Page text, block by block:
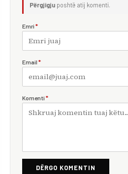
Përgjigju poshtë atij komenti.
Emri *
Email *
Komenti *
DËRGO KOMENTIN